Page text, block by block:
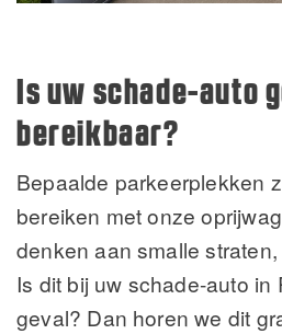
Is uw schade-auto
bereikbaar?
Bepaalde parkeerplekken
bereiken met onze
denken aan smalle
Is dit bij uw schade-auto in
geval? Dan horen we dit